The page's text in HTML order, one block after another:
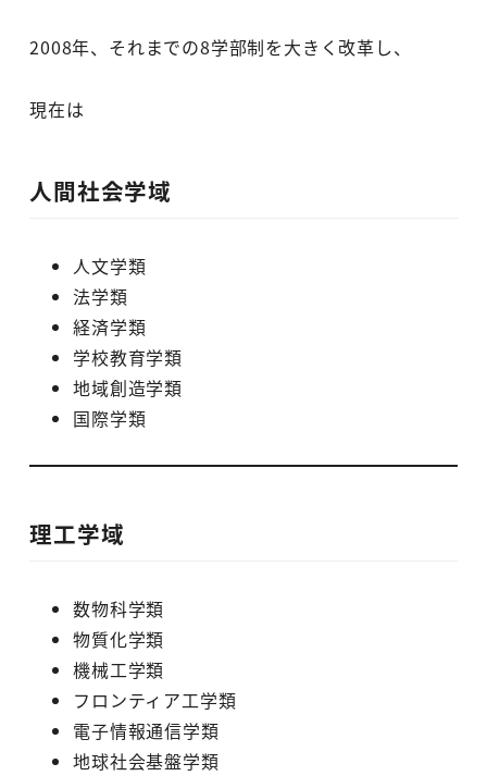
2008年、それまでの8学部制を大きく改革し、
現在は
人間社会学域
人文学類
法学類
経済学類
学校教育学類
地域創造学類
国際学類
理工学域
数物科学類
物質化学類
機械工学類
フロンティア工学類
電子情報通信学類
地球社会基盤学類